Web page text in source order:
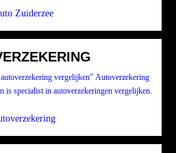
Zuiderzee
vergelijken” Autoverzekering
is specialist in autoverzekeringen vergelijken.